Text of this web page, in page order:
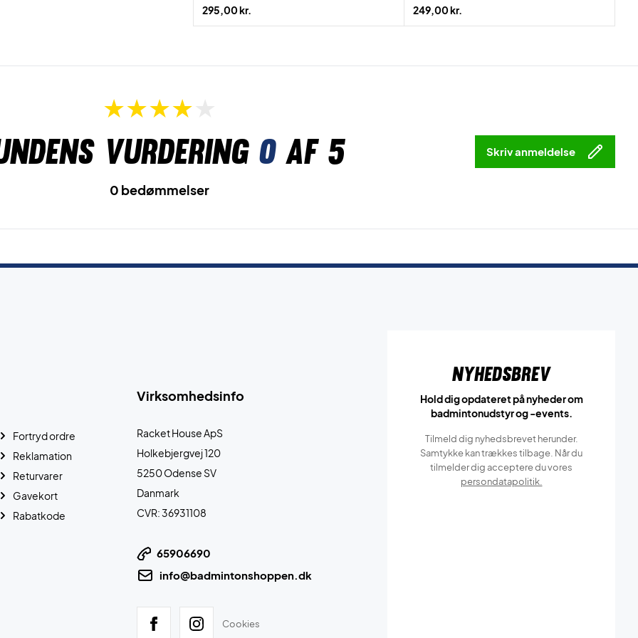
295,00 kr. 249,00 kr.
vurdering 0af 5 Skriv anmeldelse
0 bedømmelser
Virksomhedsinfo
Racket House ApS
Holkebjergvej 120
5250 Odense SV
Danmark
CVR: 36931108
65906690
info@badmintonshoppen.dk
Cookies
Fortryd ordre
Reklamation
Returvarer
Gavekort
Rabatkode
Nyhedsbrev
Hold dig opdateret på nyheder om
badmintonudstyr og -events.
Tilmeld dig nyhedsbrevet herunder.
Samtykke kan trækkes tilbage. Når du
tilmelder dig acceptere du vores
persondatapolitik.